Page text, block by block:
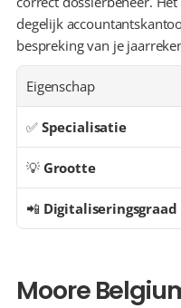
degelijk
bespreking van je
Eigenschap
✅ Specialisatie
💡 Grootte
📲 Digitaliseringsgraad
Moore